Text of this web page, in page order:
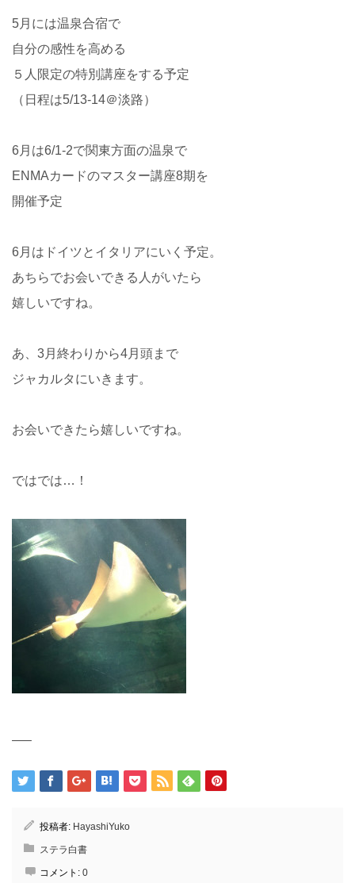
5月には温泉合宿で
自分の感性を高める
５人限定の特別講座をする予定
（日程は5/13-14＠淡路）
6月は6/1-2で関東方面の温泉で
ENMAカードのマスター講座8期を
開催予定
6月はドイツとイタリアにいく予定。
あちらでお会いできる人がいたら
嬉しいですね。
あ、3月終わりから4月頭まで
ジャカルタにいきます。
お会いできたら嬉しいですね。
ではでは…！
—–
投稿者: HayashiYuko
ステラ白書
コメント: 0